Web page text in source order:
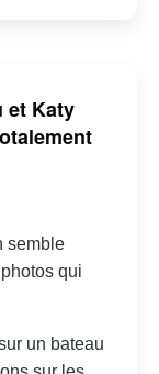
et Katy
semble
qui
un bateau